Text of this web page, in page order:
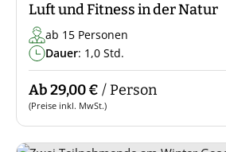
Luft und Fitness in der Natur
ab 15 Personen
Dauer: 1,0 Std.
Ab 29,00 € / Person
(Preise inkl. MwSt.)